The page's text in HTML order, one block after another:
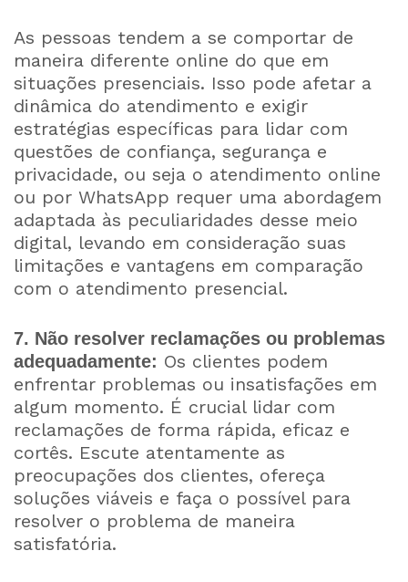
As pessoas tendem a se comportar de
maneira diferente online do que em
situações presenciais. Isso pode afetar a
dinâmica do atendimento e exigir
estratégias específicas para lidar com
questões de confiança, segurança e
privacidade, ou seja o atendimento online
ou por WhatsApp requer uma abordagem
adaptada às peculiaridades desse meio
digital, levando em consideração suas
limitações e vantagens em comparação
com o atendimento presencial.
7. Não resolver reclamações ou problemas
adequadamente: Os clientes podem
enfrentar problemas ou insatisfações em
algum momento. É crucial lidar com
reclamações de forma rápida, eficaz e
cortês. Escute atentamente as
preocupações dos clientes, ofereça
soluções viáveis e faça o possível para
resolver o problema de maneira
satisfatória.